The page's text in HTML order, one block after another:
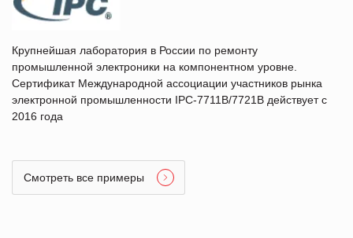
Крупнейшая лаборатория в России по ремонту
промышленной электроники на компонентном уровне.
Сертификат Международной ассоциации участников рынка
электронной промышленности IPC-7711B/7721B действует с
2016 года
Смотреть все примеры